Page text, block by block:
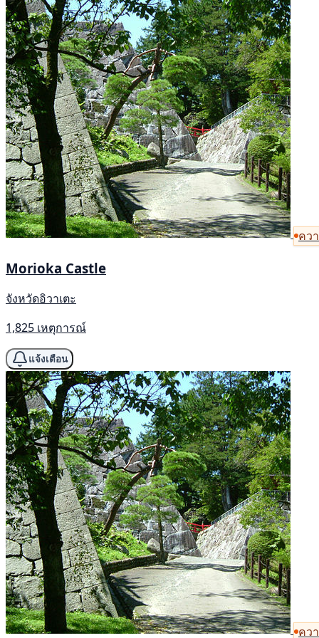
คว
Morioka Castle
จังหวัดอิวาเตะ
1,825 เหตุการณ์
แจ้งเตือน
คว